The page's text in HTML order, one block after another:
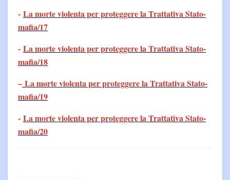
- La morte violenta per proteggere la Trattativa Stato-
mafia/17
- La morte violenta per proteggere la Trattativa Stato-
mafia/18
– La morte violenta per proteggere la Trattativa Stato-
mafia/19
- La morte violenta per proteggere la Trattativa Stato-
mafia/20